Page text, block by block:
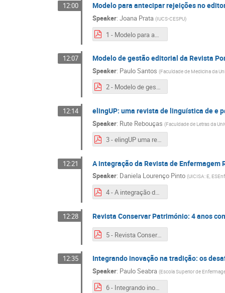
12:00 Modelo para antecipar rejeições no
Speaker: Joana Prata (IUCS-CESPU)
12:07 Modelo de gestão editorial da Revista
Speaker: Paulo Santos (Faculdade de Medicina da
2 - Modelo de gestão editorial da Revista Portuguesa de Medicina Geral e Familiar.pdf
12:14 elingUP: uma revista de linguística de e
Speaker: Rute Rebouças (Faculdade de Letras da
3 - elingUP uma revista de linguística de e para estudantes.pdf
12:21 A integração da Revista de
Speaker: Daniela Lourenço Pinto (UICISA: E,
4 - A integração da Revista de Enfermagem Referência no Serviço de Alojamento de Revistas Científicas (2).pdf
12:28 Revista Conservar Património: 4 anos
5 - Revista Conservar Património 4 anos com a PUB IN.pdf
12:35 Integrando inovação na tradição: os
Speaker: Paulo Seabra (Escola Superior de
6 - Integrando inovação na tradição os desafios do novo ciclo da Revista Pensar Enfermagem.pdf